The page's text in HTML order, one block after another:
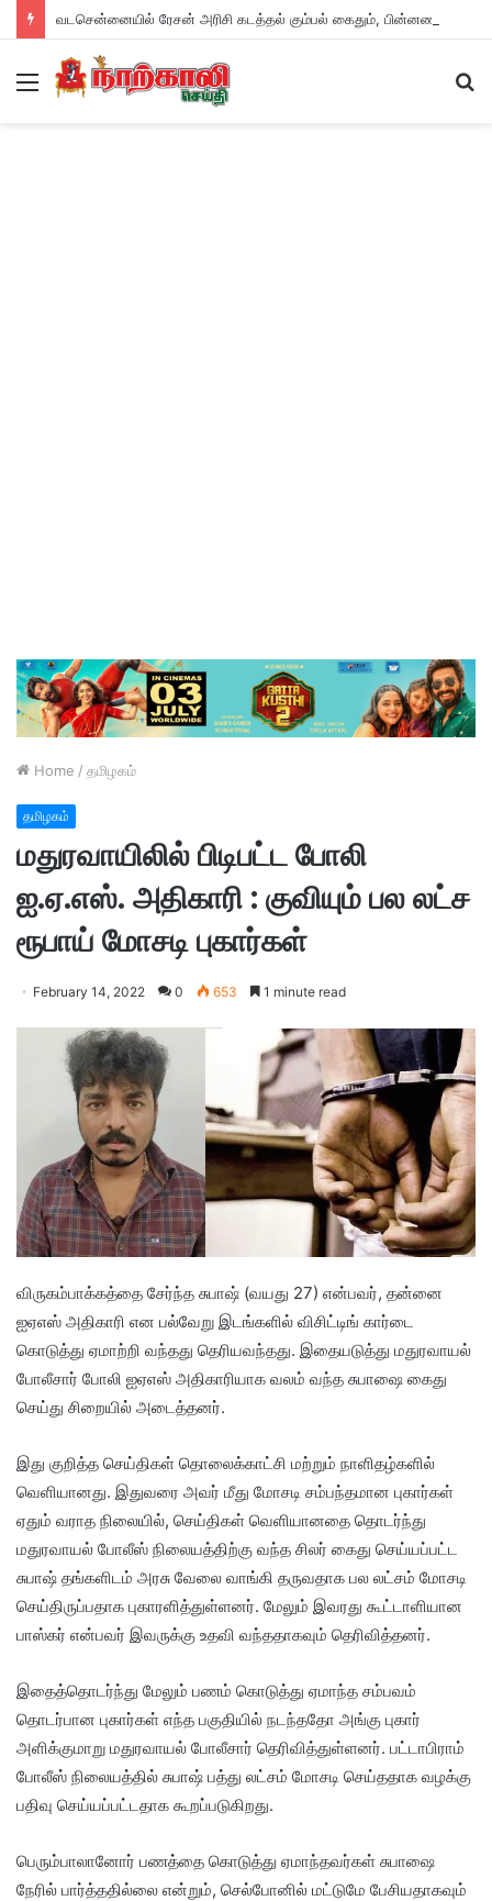
Menu
Home / தமிழகம்
தமிழகம்
மதுரவாயிலில் பிடிபட்ட போலி
ஐ.ஏ.எஸ். அதிகாரி : குவியும் பல லட்ச
ரூபாய் மோசடி புகார்கள்
February 14, 2022 0 653 1 minute read
விருகம்பாக்கத்தை சேர்ந்த சுபாஷ் (வயது 27) என்பவர், தன்னை
ஐஏஎஸ் அதிகாரி என பல்வேறு இடங்களில் விசிட்டிங் கார்டை
கொடுத்து ஏமாற்றி வந்தது தெரியவந்தது. இதையடுத்து மதுரவாயல்
போலீசார் போலி ஐஏஎஸ் அதிகாரியாக வலம் வந்த சுபாஷை கைது
செய்து சிறையில் அடைத்தனர்.
இது குறித்த செய்திகள் தொலைக்காட்சி மற்றும் நாளிதழ்களில்
வெளியானது. இதுவரை அவர் மீது மோசடி சம்பந்தமான புகார்கள்
ஏதும் வராத நிலையில், செய்திகள் வெளியானதை தொடர்ந்து
மதுரவாயல் போலீஸ் நிலையத்திற்கு வந்த சிலர் கைது செய்யப்பட்ட
சுபாஷ் தங்களிடம் அரசு வேலை வாங்கி தருவதாக பல லட்சம் மோசடி
செய்திருப்பதாக புகாரளித்துள்ளனர். மேலும் இவரது கூட்டாளியான
பாஸ்கர் என்பவர் இவருக்கு உதவி வந்ததாகவும் தெரிவித்தனர்.
இதைத்தொடர்ந்து மேலும் பணம் கொடுத்து ஏமாந்த சம்பவம்
தொடர்பான புகார்கள் எந்த பகுதியில் நடந்ததோ அங்கு புகார்
அளிக்குமாறு மதுரவாயல் போலீசார் தெரிவித்துள்ளனர். பட்டாபிராம்
போலீஸ் நிலையத்தில் சுபாஷ் பத்து லட்சம் மோசடி செய்ததாக வழக்கு
பதிவு செய்யப்பட்டதாக கூறப்படுகிறது.
பெரும்பாலானோர் பணத்தை கொடுத்து ஏமாந்தவர்கள் சுபாஷை
நேரில் பார்த்ததில்லை என்றும், செல்போனில் மட்டுமே பேசியதாகவும்